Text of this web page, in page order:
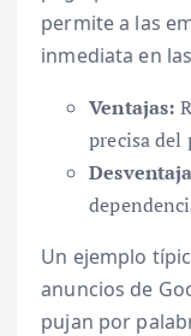
permite a las
inmediata en
Ventajas:
precisa
Un ejemplo
anuncios de
pujan por